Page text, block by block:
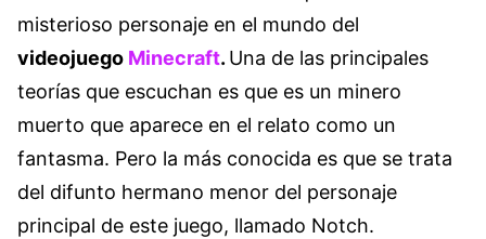
misterioso personaje en el mundo del
videojuego Minecraft. Una de las principales
teorías que escuchan es que es un minero
muerto que aparece en el relato como un
fantasma. Pero la más conocida es que se trata
del difunto hermano menor del personaje
principal de este juego, llamado Notch.